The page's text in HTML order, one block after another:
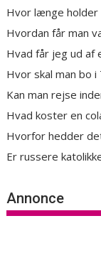
Hvor længe holder
Hvordan får man
Hvad får jeg ud af
Hvor skal man bo i
Kan man rejse
Hvad koster en
Hvorfor hedder
Er russere
Annonce